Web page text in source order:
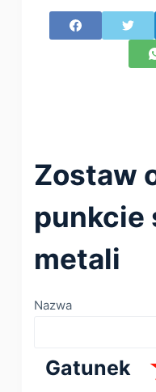
Zostaw
punkcie
metali
Nazwa
Gatunek